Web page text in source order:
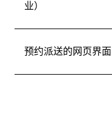
业）
预约派送的网页界面